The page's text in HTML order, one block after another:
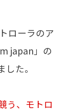
ローラのア
japan」の
た。
う、モトロ